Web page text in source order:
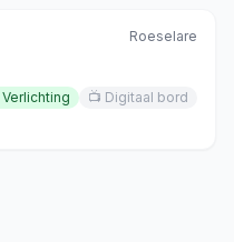
Roeselare
Verlichting 📺 Digitaal bord